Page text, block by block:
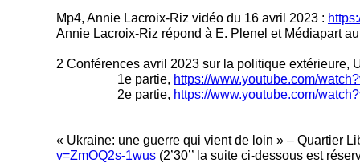
Mp4, Annie Lacroix-Riz vidéo du 16 avril 2023 :
Annie Lacroix-Riz répond à E. Plenel et Médiapart
2 Conférences avril 2023 sur la politique extérieure,
1e partie, https://www.youtube.com/
2e partie, https://www.youtube.com/
« Ukraine: une guerre qui vient de loin » – Quartier
v=ZmOQ2s-1wus (2’30’’ la suite ci-dessous est